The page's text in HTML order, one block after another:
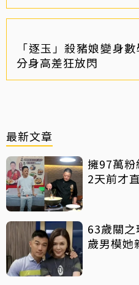
「逐玉」殺豬娘變身
分身高差狂放閃
最新文章
擁97萬粉
2天前才
63歲關
歲男模她